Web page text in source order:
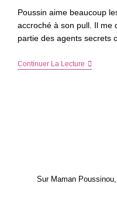
Poussin aime beaucoup
accroché à son pull. Il me
partie des agents secrets
Continuer La LectureChacun
Sur Maman